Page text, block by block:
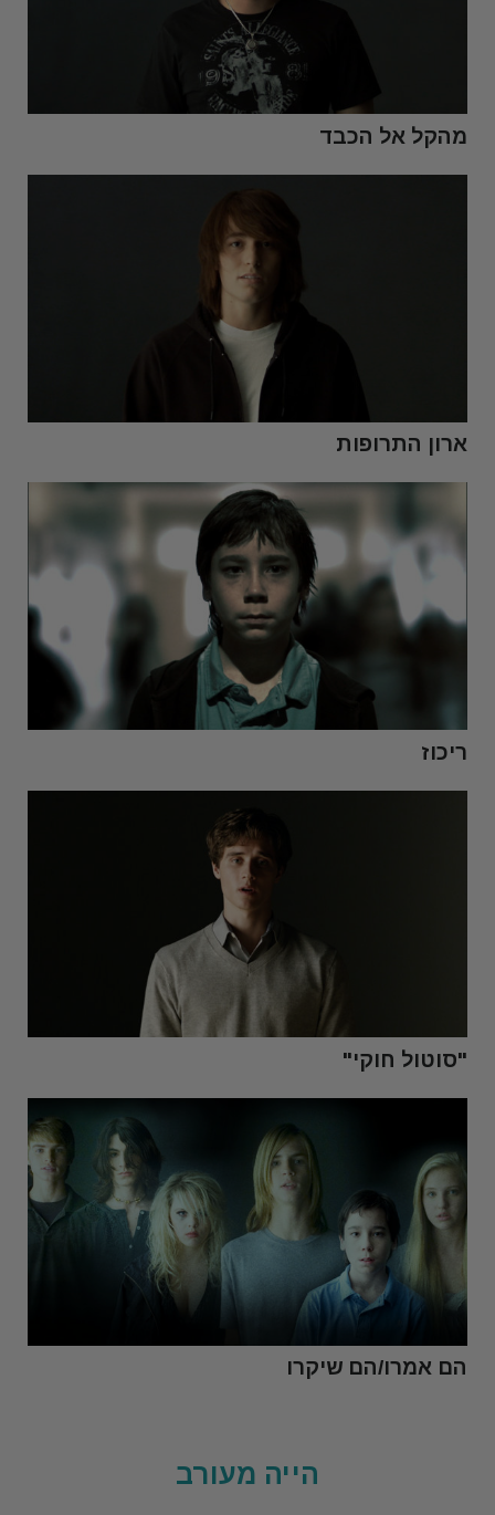
מהקל אל הכבד
ארון התרופות
ריכוז
"סוטול חוקי"
הם אמרו/הם שיקרו
הייה מעורב